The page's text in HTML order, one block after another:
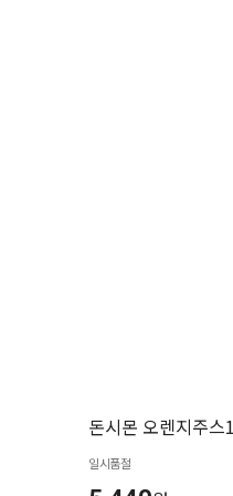
돈시몬 오렌지주스
일시품절